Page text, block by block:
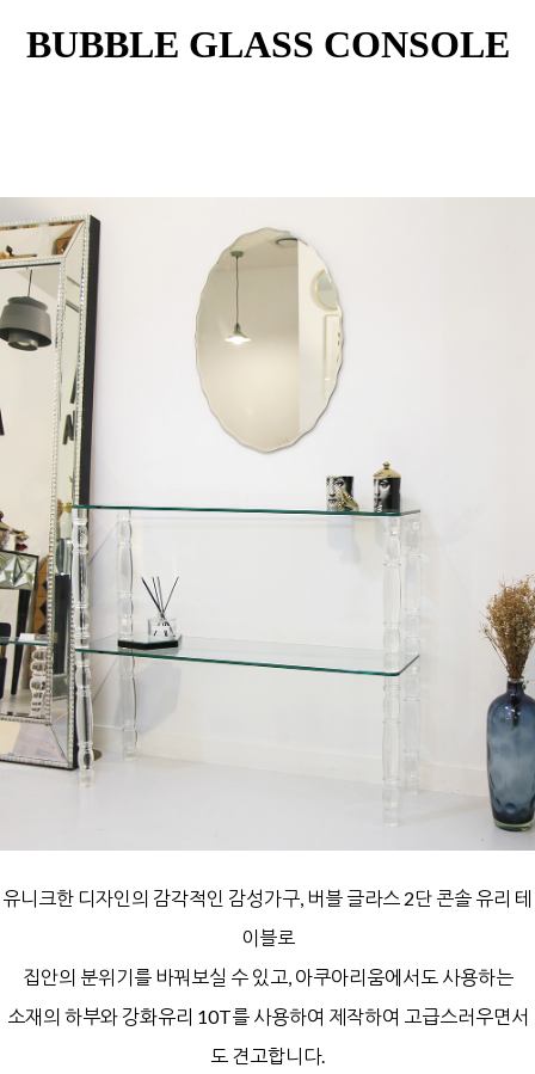
BUBBLE GLASS CONSOLE
유니크한 디자인의 감각적인 감성가구, 버블 글라스 2단 콘솔 유리 테
이블로
집안의 분위기를 바꿔보실 수 있고, 아쿠아리움에서도 사용하는
소재의 하부와 강화유리 10T를 사용하여 제작하여 고급스러우면서
도 견고합니다.